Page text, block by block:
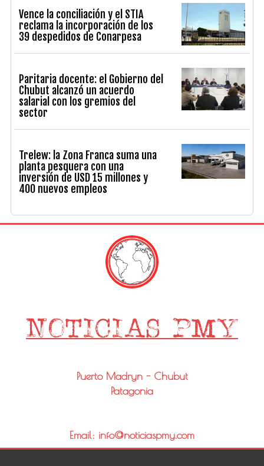
Vence la conciliación y el STIA
reclama la incorporación de los
39 despedidos de Conarpesa
Paritaria docente: el Gobierno del
Chubut alcanzó un acuerdo
salarial con los gremios del
sector
Trelew: la Zona Franca suma una
planta pesquera con una
inversión de USD 15 millones y
400 nuevos empleos
Puerto Madryn - Chubut
Patagonia
Email: info@noticiaspmy.com